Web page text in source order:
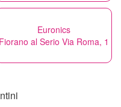
Euronics
Fiorano al Serio Via Roma, 1